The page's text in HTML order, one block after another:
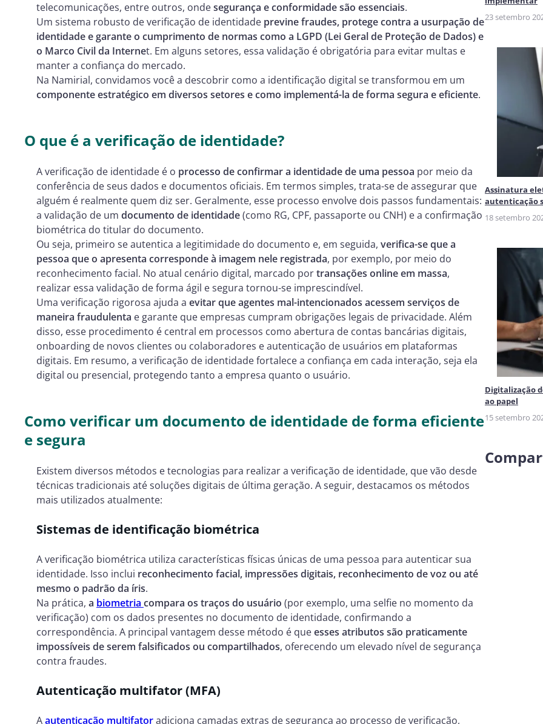
telecomunicações, entre outros, ondesegurança e conformidade são essenciais.
Um sistema robusto de verificação de identidade previne fraudes, protege contra a usurpação de
identidade e garante o cumprimento de normas como a LGPD (Lei Geral de Proteção de Dados) e
o Marco Civil da Internet. Em alguns setores, essa validação é obrigatória para evitar multas e
manter a confiança do mercado.
Na Namirial, convidamos você a descobrir como a identificação digital se transformou em um
componente estratégico em diversos setores e como implementá-la de forma segura e eficiente.
O que é a verificação de identidade?
A verificação de identidade é o processo de confirmar a identidade de uma pessoa por meio da
conferência de seus dados e documentos oficiais. Em termos simples, trata-se de assegurar que
alguém é realmente quem diz ser. Geralmente, esse processo envolve dois passos fundamentais:
a validação de um documento de identidade(como RG, CPF, passaporte ou CNH) e a confirmação
biométrica do titular do documento.
Ou seja, primeiro se autentica a legitimidade do documento e, em seguida, verifica-se que a
pessoa que o apresenta corresponde à imagem nele registrada, por exemplo, por meio do
reconhecimento facial. No atual cenário digital, marcado portransações online em massa,
realizar essa validação de forma ágil e segura tornou-se imprescindível.
Uma verificação rigorosa ajuda a evitar que agentes mal-intencionados acessem serviços de
maneira fraudulenta e garante que empresas cumpram obrigações legais de privacidade. Além
disso, esse procedimento é central em processos como abertura de contas bancárias digitais,
onboarding de novos clientes ou colaboradores e autenticação de usuários em plataformas
digitais. Em resumo, a verificação de identidade fortalece a confiança em cada interação, seja ela
digital ou presencial, protegendo tanto a empresa quanto o usuário.
Como verificar um documento de identidade de forma eficiente
e segura
Existem diversos métodos e tecnologias para realizar a verificação de identidade, que vão desde
técnicas tradicionais até soluções digitais de última geração. A seguir, destacamos os métodos
mais utilizados atualmente:
Sistemas de identificação biométrica
A verificação biométrica utiliza características físicas únicas de uma pessoa para autenticar sua
identidade. Isso inclui reconhecimento facial, impressões digitais, reconhecimento de voz ou até
mesmo o padrão da íris.
Na prática, a biometria compara os traços do usuário (por exemplo, uma selfie no momento da
verificação) com os dados presentes no documento de identidade, confirmando a
correspondência. A principal vantagem desse método é queesses atributos são praticamente
impossíveis de serem falsificados ou compartilhados, oferecendo um elevado nível de segurança
contra fraudes.
Autenticação multifator (MFA)
Aautenticação multifatoradiciona camadas extras de segurança ao processo de verificação,
23 setembro
Assinatura
autenticação
18 setembro
Digitalização
ao papel
15 setembro